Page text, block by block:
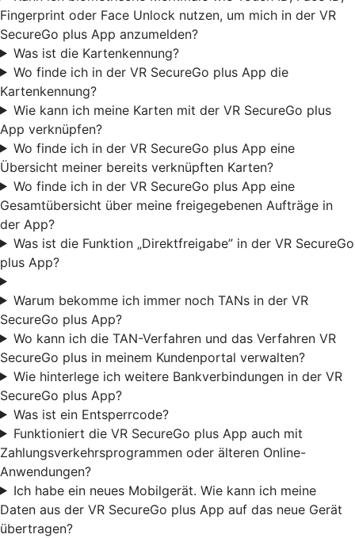
Fingerprint oder Face Unlock nutzen, um mich in der VR
SecureGo plus App anzumelden?
Was ist die Kartenkennung?
Wo finde ich in der VR SecureGo plus App die
Kartenkennung?
Wie kann ich meine Karten mit der VR SecureGo plus
App verknüpfen?
Wo finde ich in der VR SecureGo plus App eine
Übersicht meiner bereits verknüpften Karten?
Wo finde ich in der VR SecureGo plus App eine
Gesamtübersicht über meine freigegebenen Aufträge in
der App?
Was ist die Funktion „Direktfreigabe” in der VR SecureGo
plus App?
Warum bekomme ich immer noch TANs in der VR
SecureGo plus App?
Wo kann ich die TAN-Verfahren und das Verfahren VR
SecureGo plus in meinem Kundenportal verwalten?
Wie hinterlege ich weitere Bankverbindungen in der VR
SecureGo plus App?
Was ist ein Entsperrcode?
Funktioniert die VR SecureGo plus App auch mit
Zahlungsverkehrsprogrammen oder älteren Online-
Anwendungen?
Ich habe ein neues Mobilgerät. Wie kann ich meine
Daten aus der VR SecureGo plus App auf das neue Gerät
übertragen?